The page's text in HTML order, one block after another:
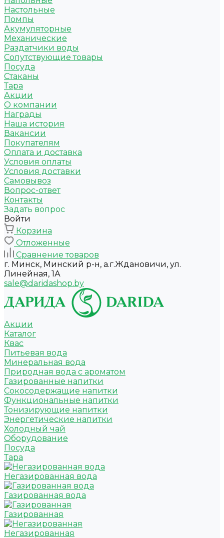
Настольные
Помпы
Акумуляторные
Механические
Раздатчики воды
Сопутствующие товары
Посуда
Стаканы
Тара
Акции
О компании
Награды
Наша история
Вакансии
Покупателям
Оплата и доставка
Условия оплаты
Условия доставки
Самовывоз
Вопрос-ответ
Контакты
Задать вопрос
Войти
Корзина
Отложенные
Сравнение товаров
г. Минск, Минский р-н, а.г.Ждановичи, ул.
Линейная, 1А
sale@daridashop.by
Акции
Каталог
Квас
Питьевая вода
Минеральная вода
Природная вода с ароматом
Газированные напитки
Сокосодержащие напитки
Функциональные напитки
Тонизирующие напитки
Энергетические напитки
Холодный чай
Оборудование
Посуда
Тара
Негазированная вода
Газированная вода
Газированная
Негазированная